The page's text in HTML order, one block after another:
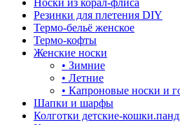
Резинки для плетения DIY
Термо-бельё женское
Термо-кофты
Женские носки
• Зимние
• Летние
• Капроновые носки и
Шапки и шарфы
Колготки детские-